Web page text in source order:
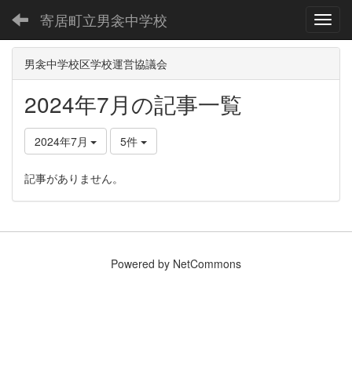
寄居町立男衾中学校
男衾中学校区学校運営協議会
2024年7月の記事一覧
2024年7月 5件
記事がありません。
Powered by NetCommons